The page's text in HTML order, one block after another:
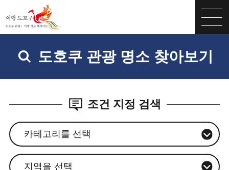
도호쿠 관광 명소 찾아보기
조건 지정 검색
카테고리를 선택
지역을 선택